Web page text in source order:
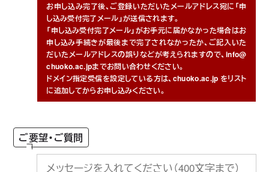
お申し込み完了後、ご登録いただいたメールアドレス宛に「申
し込み受付完了メール」が送信されます。
「申し込み受付完了メール」がお手元に届かなかった場合はお
申し込み手続きが最後まで完了されなかったか、ご記入いた
だいたメールアドレスの誤りなどが考えられますので、info@
chuoko.ac.jpまでお問い合わせください。
ドメイン指定受信を設定している方は、chuoko.ac.jp をリスト
に追加してからお申し込みください。
ご要望・ご質問